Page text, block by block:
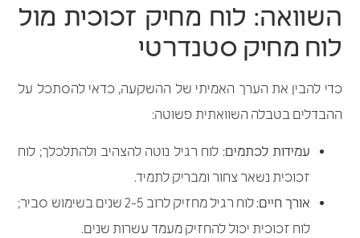
השוואה: לוח מחיק זכוכית מול
לוח מחיק סטנדרטי
כדי להבין את הערך האמיתי של ההשקעה, כדאי להסתכל על
ההבדלים בטבלה השוואתית פשוטה:
עמידות לכתמים:לוח רגיל נוטה להצהיב ולהתלכלך; לוח
זכוכית נשאר צחור ומבריק לתמיד.
אורך חיים:
לוח רגיל מחזיק לרוב 2-5 שנים בשימוש סביר;
לוח זכוכית יכול להחזיק מעמד עשרות שנים.